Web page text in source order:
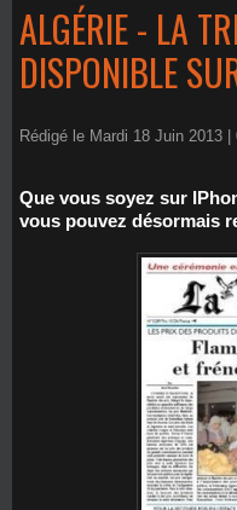
ALGÉRIE - LA
DISPONIBLE
Rédigé le Mardi 18 Juin 2013 |
Que vous soyez sur
vous pouvez désormais